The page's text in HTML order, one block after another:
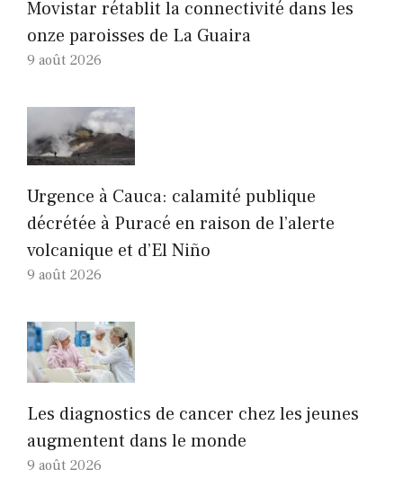
Movistar rétablit la connectivité dans les
onze paroisses de La Guaira
9 août 2026
Urgence à Cauca: calamité publique
décrétée à Puracé en raison de l’alerte
volcanique et d’El Niño
9 août 2026
Les diagnostics de cancer chez les jeunes
augmentent dans le monde
9 août 2026